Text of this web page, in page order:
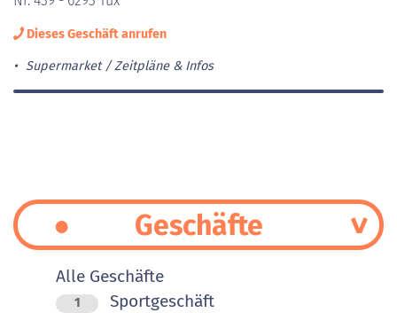
Dieses Geschäft anrufen
Supermarket Zeitpläne & Infos
Geschäfte
Alle Geschäfte
1 Sportgeschäft